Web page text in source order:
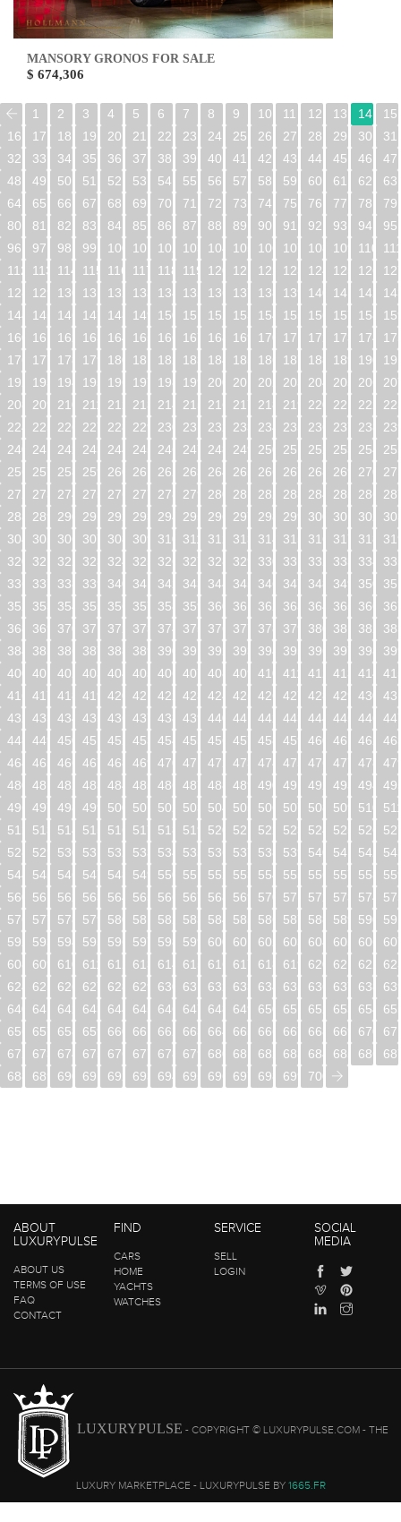
MANSORY GRONOS FOR SALE
$ 674,306
1 2 3 4 5 6 7 8 9 10 11 12 13 14
15
16
17 18 19 20 21 22 23 24 25 26 27 28 29 30
31
32
33 34 35 36 37 38 39 40 41 42 43 44 45 46
47
48
49 50 51 52 53 54 55 56 57 58 59 60 61 62
63
64
65 66 67 68 69 70 71 72 73 74 75 76 77 78
79
80
81 82 83 84 85 86 87 88 89 90 91 92 93 94
95
96
97 98 99 100 101 102 103 104 105 106 107 108 109 110
112
113 114 115 116 117 118 119 120 121 122 123 124 125 126
128
129 130 131 132 133 134 135 136 137 138 139 140 141 142
144
145 146 147 148 149 150 151 152 153 154 155 156 157 158
160
161 162 163 164 165 166 167 168 169 170 171 172 173 174
176
177 178 179 180 181 182 183 184 185 186 187 188 189 190
192
193 194 195 196 197 198 199 200 201 202 203 204 205 206
208
209 210 211 212 213 214 215 216 217 218 219 220 221 222
224
225 226 227 228 229 230 231 232 233 234 235 236 237 238
240
241 242 243 244 245 246 247 248 249 250 251 252 253 254
256
257 258 259 260 261 262 263 264 265 266 267 268 269 270
272
273 274 275 276 277 278 279 280 281 282 283 284 285 286
288
289 290 291 292 293 294 295 296 297 298 299 300 301 302
304
305 306 307 308 309 310 311 312 313 314 315 316 317 318
320
321 322 323 324 325 326 327 328 329 330 331 332 333 334
336
337 338 339 340 341 342 343 344 345 346 347 348 349 350
352
353 354 355 356 357 358 359 360 361 362 363 364 365 366
368
369 370 371 372 373 374 375 376 377 378 379 380 381 382
384
385 386 387 388 389 390 391 392 393 394 395 396 397 398
400
401 402 403 404 405 406 407 408 409 410 411 412 413 414
416
417 418 419 420 421 422 423 424 425 426 427 428 429 430
432
433 434 435 436 437 438 439 440 441 442 443 444 445 446
448
449 450 451 452 453 454 455 456 457 458 459 460 461 462
464
465 466 467 468 469 470 471 472 473 474 475 476 477 478
480
481 482 483 484 485 486 487 488 489 490 491 492 493 494
496
497 498 499 500 501 502 503 504 505 506 507 508 509 510
512
513 514 515 516 517 518 519 520 521 522 523 524 525 526
528
529 530 531 532 533 534 535 536 537 538 539 540 541 542
544
545 546 547 548 549 550 551 552 553 554 555 556 557 558
560
561 562 563 564 565 566 567 568 569 570 571 572 573 574
576
577 578 579 580 581 582 583 584 585 586 587 588 589 590
592
593 594 595 596 597 598 599 600 601 602 603 604 605 606
608
609 610 611 612 613 614 615 616 617 618 619 620 621 622
624
625 626 627 628 629 630 631 632 633 634 635 636 637 638
640
641 642 643 644 645 646 647 648 649 650 651 652 653 654
656
657 658 659 660 661 662 663 664 665 666 667 668 669 670
672
673 674 675 676 677 678 679 680 681 682 683 684 685 686
688
689 690 691 692 693 694 695 696 697 698 699 700
ABOUT
LUXURYPULSE
ABOUT US
TERMS OF USE
FAQ
CONTACT
FIND
CARS
HOME
YACHTS
WATCHES
SERVICE
SELL
LOGIN
SOCIAL
MEDIA
LUXURYPULSE - COPYRIGHT © LUXURYPULSE.COM - THE
LUXURY MARKETPLACE - LUXURYPULSE BY 1665.FR